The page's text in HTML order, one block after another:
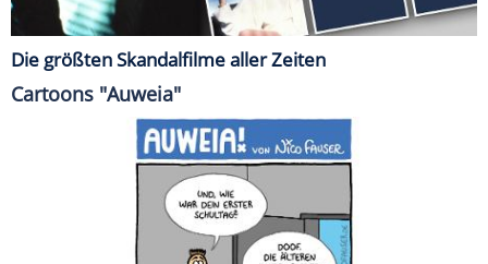
Die größten Skandalfilme aller Zeiten
Cartoons "Auweia"